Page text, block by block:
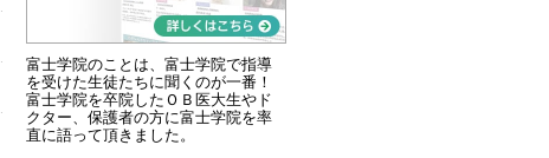
富士学院のことは、富士学院で指導
を受けた生徒たちに聞くのが一番！
富士学院を卒院したＯＢ医大生やド
クター、保護者の方に富士学院を率
直に語って頂きました。